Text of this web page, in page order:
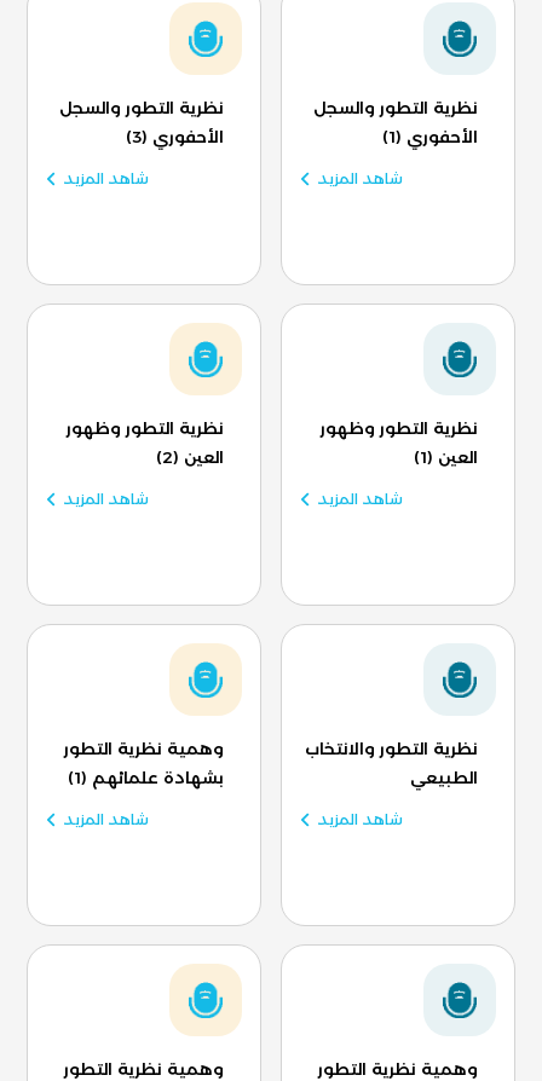
نظرية التطور والسجل
الأحفوري (1)
شاهد المزيد
نظرية التطور والسجل
الأحفوري (3)
شاهد المزيد
نظرية التطور وظهور
العين (1)
شاهد المزيد
نظرية التطور وظهور
العين (2)
شاهد المزيد
نظرية التطور والانتخاب
الطبيعي
شاهد المزيد
وهمية نظرية التطور
بشهادة علمائهم (1)
شاهد المزيد
وهمية نظرية التطور
وهمية نظرية التطور